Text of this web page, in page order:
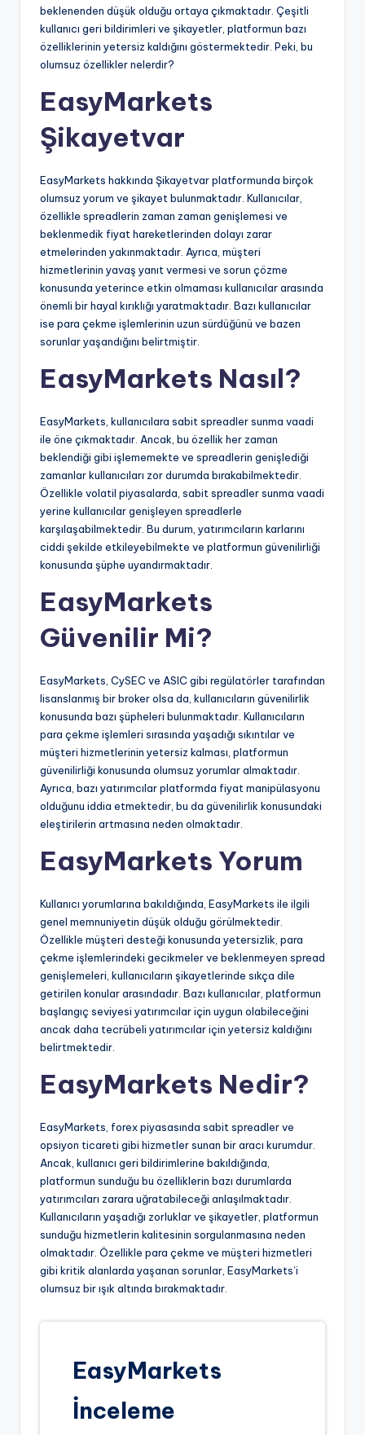
beklenenden düşük olduğu ortaya çıkmaktadır. Çeşitli
kullanıcı geri bildirimleri ve şikayetler, platformun bazı
özelliklerinin yetersiz kaldığını göstermektedir. Peki, bu
olumsuz özellikler nelerdir?
EasyMarkets
Şikayetvar
EasyMarkets hakkında Şikayetvar platformunda birçok
olumsuz yorum ve şikayet bulunmaktadır. Kullanıcılar,
özellikle spreadlerin zaman zaman genişlemesi ve
beklenmedik fiyat hareketlerinden dolayı zarar
etmelerinden yakınmaktadır. Ayrıca, müşteri
hizmetlerinin yavaş yanıt vermesi ve sorun çözme
konusunda yeterince etkin olmaması kullanıcılar arasında
önemli bir hayal kırıklığı yaratmaktadır. Bazı kullanıcılar
ise para çekme işlemlerinin uzun sürdüğünü ve bazen
sorunlar yaşandığını belirtmiştir.
EasyMarkets Nasıl?
EasyMarkets, kullanıcılara sabit spreadler sunma vaadi
ile öne çıkmaktadır. Ancak, bu özellik her zaman
beklendiği gibi işlememekte ve spreadlerin genişlediği
zamanlar kullanıcıları zor durumda bırakabilmektedir.
Özellikle volatil piyasalarda, sabit spreadler sunma vaadi
yerine kullanıcılar genişleyen spreadlerle
karşılaşabilmektedir. Bu durum, yatırımcıların karlarını
ciddi şekilde etkileyebilmekte ve platformun güvenilirliği
konusunda şüphe uyandırmaktadır.
EasyMarkets
Güvenilir Mi?
EasyMarkets, CySEC ve ASIC gibi regülatörler tarafından
lisanslanmış bir broker olsa da, kullanıcıların güvenilirlik
konusunda bazı şüpheleri bulunmaktadır. Kullanıcıların
para çekme işlemleri sırasında yaşadığı sıkıntılar ve
müşteri hizmetlerinin yetersiz kalması, platformun
güvenilirliği konusunda olumsuz yorumlar almaktadır.
Ayrıca, bazı yatırımcılar platformda fiyat manipülasyonu
olduğunu iddia etmektedir, bu da güvenilirlik konusundaki
eleştirilerin artmasına neden olmaktadır.
EasyMarkets Yorum
Kullanıcı yorumlarına bakıldığında, EasyMarkets ile ilgili
genel memnuniyetin düşük olduğu görülmektedir.
Özellikle müşteri desteği konusunda yetersizlik, para
çekme işlemlerindeki gecikmeler ve beklenmeyen spread
genişlemeleri, kullanıcıların şikayetlerinde sıkça dile
getirilen konular arasındadır. Bazı kullanıcılar, platformun
başlangıç seviyesi yatırımcılar için uygun olabileceğini
ancak daha tecrübeli yatırımcılar için yetersiz kaldığını
belirtmektedir.
EasyMarkets Nedir?
EasyMarkets, forex piyasasında sabit spreadler ve
opsiyon ticareti gibi hizmetler sunan bir aracı kurumdur.
Ancak, kullanıcı geri bildirimlerine bakıldığında,
platformun sunduğu bu özelliklerin bazı durumlarda
yatırımcıları zarara uğratabileceği anlaşılmaktadır.
Kullanıcıların yaşadığı zorluklar ve şikayetler, platformun
sunduğu hizmetlerin kalitesinin sorgulanmasına neden
olmaktadır. Özellikle para çekme ve müşteri hizmetleri
gibi kritik alanlarda yaşanan sorunlar, EasyMarkets’i
olumsuz bir ışık altında bırakmaktadır.
EasyMarkets
İnceleme